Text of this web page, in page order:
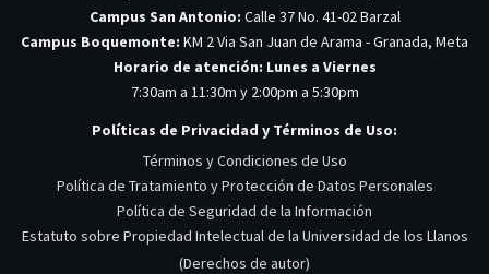
Campus San Antonio: Calle 37 No. 41-02 Barzal
Campus Boquemonte: KM 2 Via San Juan de Arama - Granada, Meta
Horario de atención: Lunes a Viernes
7:30am a 11:30m y 2:00pm a 5:30pm
Políticas de Privacidad y Términos de Uso:
Términos y Condiciones de Uso
Política de Tratamiento y Protección de Datos Personales
Política de Seguridad de la Información
Estatuto sobre Propiedad Intelectual de la Universidad de los Llanos
(Derechos de autor)